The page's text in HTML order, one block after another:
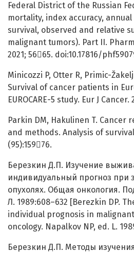
Federal District of the Russian
mortality, index accuracy,
survival, observed and relative
malignant tumors). Part II.
2021; 5665. doi:10.17816/
Minicozzi P, Otter R, Primic-
Survival of cancer patients in
EUROCARE-5 study. Eur J Cancer.
Parkin DM, Hakulinen T. Cancer
and methods. Analysis of
(95):15976.
Березкин Д.П. Изучение
индивидуальный прогноз при
опухолях. Общая онкология.
Л. 1989:608–632 [Berezkin DP.
individual prognosis in
oncology. Napalkov NP, ed. L.
Березкин Д.П. Методы